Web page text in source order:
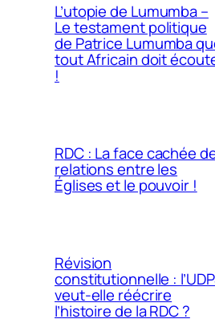
L’utopie de Lumumba –
Le testament politique
de Patrice Lumumba
tout Africain doit
!
RDC : La face cachée
relations entre les
Églises et le pouvoir !
Révision
constitutionnelle :
veut-elle réécrire
l’histoire de la RDC ?